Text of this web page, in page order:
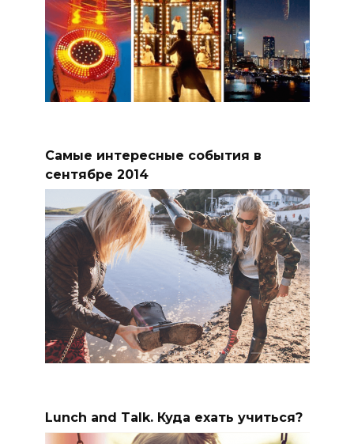
Самые интересные события в
сентябре 2014
Lunch and Talk. Куда ехать учиться?